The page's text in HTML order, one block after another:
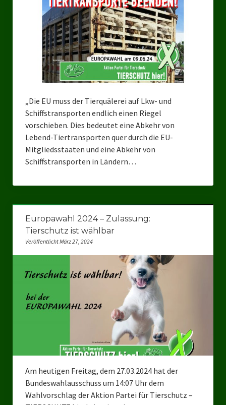
„Die EU muss der Tierquälerei auf Lkw- und
Schiffstransporten endlich einen Riegel
vorschieben. Dies bedeutet eine Abkehr von
Lebend-Tiertransporten quer durch die EU-
Mitgliedsstaaten und eine Abkehr von
Schiffstransporten in Ländern…
Europawahl 2024 – Zulassung:
Tierschutz ist wählbar
Veröffentlicht März 27, 2024
Am heutigen Freitag, dem 27.03.2024 hat der
Bundeswahlausschuss um 14:07 Uhr dem
Wahlvorschlag der Aktion Partei für Tierschutz –